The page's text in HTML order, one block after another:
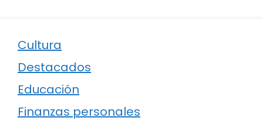
Cultura
Destacados
Educación
Finanzas personales